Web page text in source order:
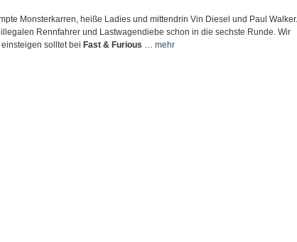
Monsterkarren, heiße Ladies und mittendrin Vin Diesel und Paul Walker.
Rennfahrer und Lastwagendiebe schon in die sechste Runde. Wir
solltet bei Fast & Furious mehr